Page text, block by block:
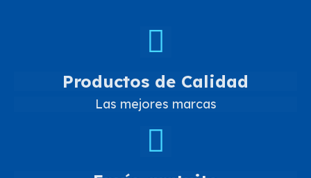
Productos de Calidad
Las mejores marcas